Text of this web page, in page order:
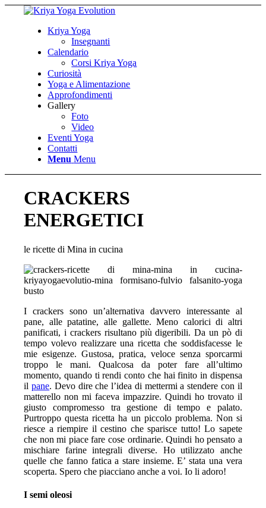
Kriya Yoga
Insegnanti
Calendario
Corsi Kriya Yoga
Curiosità
Yoga e Alimentazione
Approfondimenti
Gallery
Foto
Video
Eventi Yoga
Contatti
Menu Menu
CRACKERS
ENERGETICI
le ricette di Mina in cucina
I crackers sono un’alternativa davvero interessante al
pane, alle patatine, alle gallette. Meno calorici di altri
panificati, i crackers risultano più digeribili. Da un pò di
tempo volevo realizzare una ricetta che soddisfacesse le
mie esigenze. Gustosa, pratica, veloce senza sporcarmi
troppo le mani. Qualcosa da poter fare all’ultimo
momento, quando ti rendi conto che hai finito in dispensa
ilpane. Devo dire che l’idea di mettermi a stendere con il
matterello non mi faceva impazzire. Quindi ho trovato il
giusto compromesso tra gestione di tempo e palato.
Purtroppo questa ricetta ha un piccolo problema. Non si
riesce a riempire il cestino che sparisce tutto! Lo sapete
che non mi piace fare cose ordinarie. Quindi ho pensato a
mischiare farine integrali diverse. Ho utilizzato anche
quelle che fanno fatica a stare insieme. E’ stata una vera
scoperta. Spero che piacciano anche a voi. Io li adoro!
I semi oleosi